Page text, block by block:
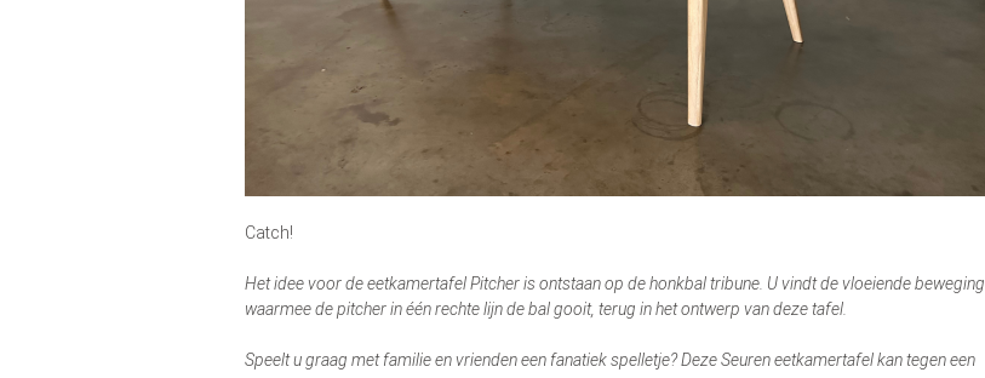
Catch!
Het idee voor de eetkamertafel Pitcher is ontstaan op de honkbal tribune. U vindt de vloeiende beweging
waarmee de pitcher in één rechte lijn de bal gooit, terug in het ontwerp van deze tafel.
Speelt u graag met familie en vrienden een fanatiek spelletje? Deze Seuren eetkamertafel kan tegen een